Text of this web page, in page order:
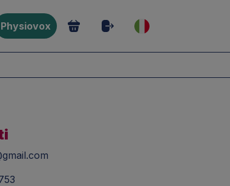
Physiovox